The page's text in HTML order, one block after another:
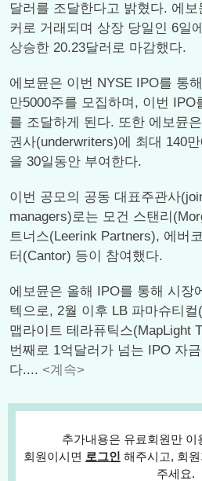
달러를 조달한다고 밝혔다. 에보
커로 거래되며 상장 당일인 6일
상승한 20.23달러로 마감했다.
에보뮨은 이번 NYSE IPO를 통
만5000주를 모집하며, 이번 IPO
를 조달하게 된다. 또한 에보뮨
권사(underwriters)에 최대 140
을 30일동안 부여한다.
이번 공모의 공동 대표주관사
managers)로는 모건 스탠리
트너스(Leerink Partners), 에버
터(Cantor) 등이 참여했다.
에보뮨은 올해 IPO를 통해 시장
텍으로, 2월 이후 LB 파마슈티
맵라이트 테라퓨틱스(MapLight
번째로 1억달러가 넘는 IPO 자
다.... <계속>
추가내용은 유료회원만 이
회원이시면 로그인 해주시고, 회
주세요.